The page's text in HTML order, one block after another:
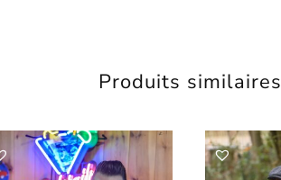
Produits similaires